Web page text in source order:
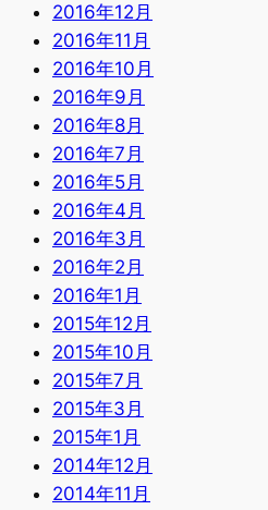
2016年12月
2016年11月
2016年10月
2016年9月
2016年8月
2016年7月
2016年5月
2016年4月
2016年3月
2016年2月
2016年1月
2015年12月
2015年10月
2015年7月
2015年3月
2015年1月
2014年12月
2014年11月